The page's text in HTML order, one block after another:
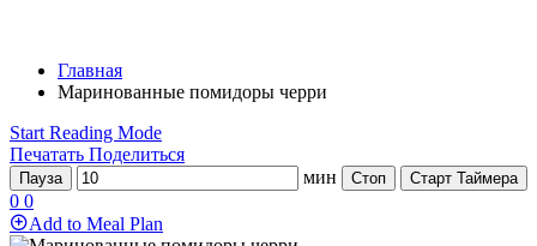
Главная
Маринованные помидоры черри
Start Reading Mode
Печатать Поделиться
Пауза мин Стоп Старт Таймера
0 0
Add to Meal Plan